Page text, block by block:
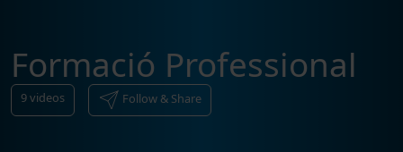
Formació Professional
9videos Follow & Share